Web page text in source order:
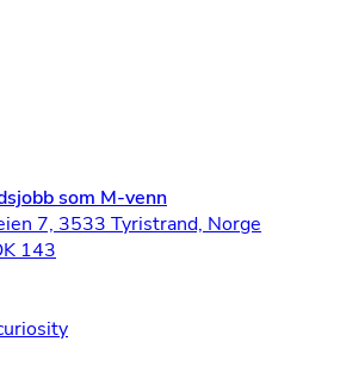
en engasjert og faglig trygg barne
som M-venn
7, 3533 Tyristrand, Norge
143